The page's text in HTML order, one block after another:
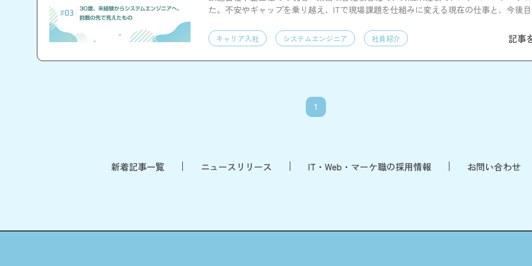
た。不安やギャップを乗り越え、ITで現場課題を仕組みに変える現在の仕事と、今後
キャリア入社 システムエンジニア 社員紹介 記事
1
新着記事一覧 ニュースリリース IT・Web・マーケ職の採用情報 お問い合わせ